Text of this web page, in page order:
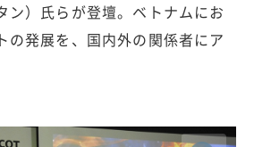
ン）氏らが登壇。ベトナムにお
の発展を、国内外の関係者にア